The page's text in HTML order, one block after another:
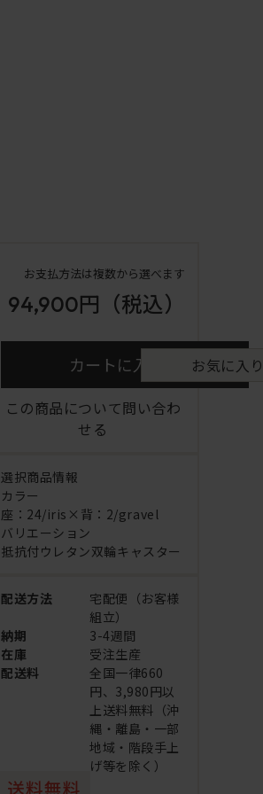
お支払方法は複数から選べます
94,900円 （税込）
カートに入れる お気に入
この商品について問い合わ
せる
選択商品情報
カラー
座：24/iris×背：2/gravel
バリエーション
抵抗付ウレタン双輪キャスター
配送方法
宅配便（お客様
組立）
納期
3-4週間
在庫
受注生産
配送料
全国一律660
円、3,980円以
上送料無料（沖
縄・離島・一部
地域・階段手上
げ等を除く）